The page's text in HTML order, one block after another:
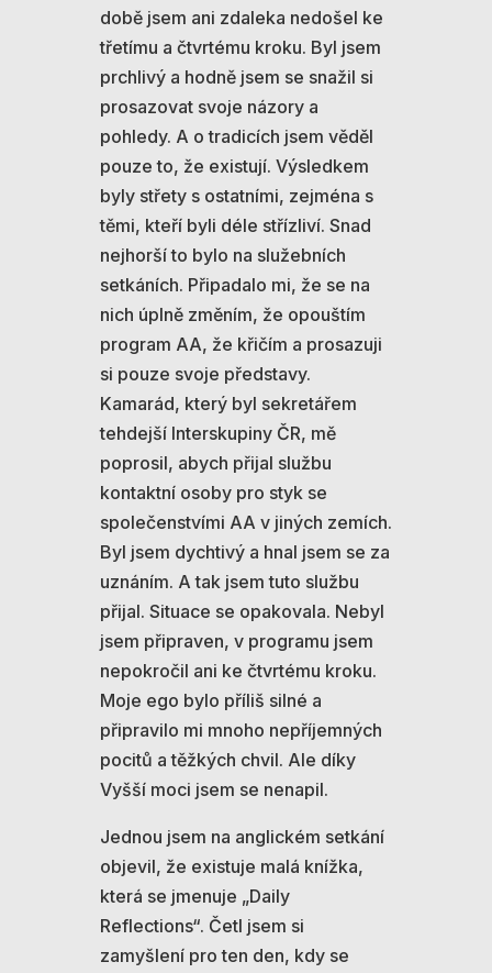
době jsem ani zdaleka nedošel ke
třetímu a čtvrtému kroku. Byl jsem
prchlivý a hodně jsem se snažil si
prosazovat svoje názory a
pohledy. A o tradicích jsem věděl
pouze to, že existují. Výsledkem
byly střety s ostatními, zejména s
těmi, kteří byli déle střízliví. Snad
nejhorší to bylo na služebních
setkáních. Připadalo mi, že se na
nich úplně změním, že opouštím
program AA, že křičím a prosazuji
si pouze svoje představy.
Kamarád, který byl sekretářem
tehdejší Interskupiny ČR, mě
poprosil, abych přijal službu
kontaktní osoby pro styk se
společenstvími AA v jiných zemích.
Byl jsem dychtivý a hnal jsem se za
uznáním. A tak jsem tuto službu
přijal. Situace se opakovala. Nebyl
jsem připraven, v programu jsem
nepokročil ani ke čtvrtému kroku.
Moje ego bylo příliš silné a
připravilo mi mnoho nepříjemných
pocitů a těžkých chvil. Ale díky
Vyšší moci jsem se nenapil.
Jednou jsem na anglickém setkání
objevil, že existuje malá knížka,
která se jmenuje „Daily
Reflections“. Četl jsem si
zamyšlení pro ten den, kdy se